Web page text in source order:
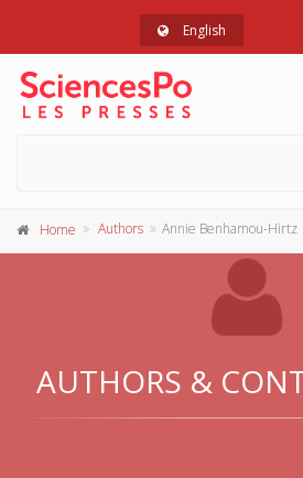
English
Home Authors Annie Benhamou-Hirtz
AUTHORS &